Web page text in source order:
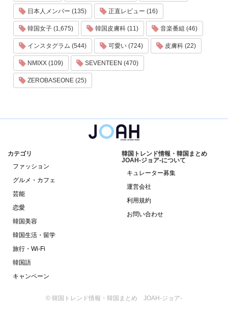
日本人メンバー (135) 正直レビュー (16)
韓国女子 (1,675) 韓国皮膚科 (11) 音楽番組 (46)
インスタグラム (544) 可愛い (724) 皮膚科 (22)
NMIXX (109) SEVENTEEN (470)
ZEROBASEONE (25)
カテゴリ
ファッション
グルメ・カフェ
芸能
恋愛
韓国美容
韓国生活・留学
旅行・Wi-Fi
韓国語
キャンペーン
韓国トレンド情報・韓国まとめ
JOAH-ジョア-について
キュレーター募集
運営会社
利用規約
お問い合わせ
© 韓国トレンド情報・韓国まとめ JOAH-ジョア-